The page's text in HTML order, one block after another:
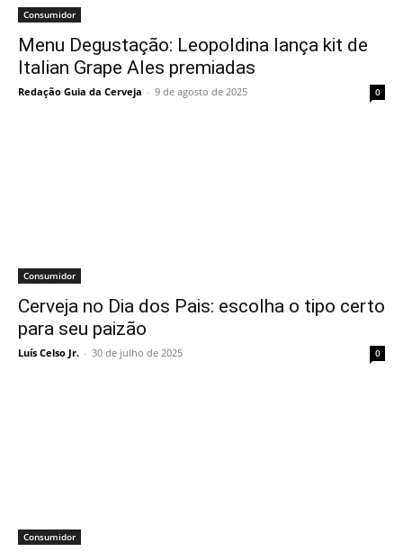
Consumidor
Menu Degustação: Leopoldina lança kit de
Italian Grape Ales premiadas
Redação Guia da Cerveja - 9 de agosto de 2025 0
Consumidor
Cerveja no Dia dos Pais: escolha o tipo certo
para seu paizão
Luís Celso Jr. - 30 de julho de 2025 0
Consumidor